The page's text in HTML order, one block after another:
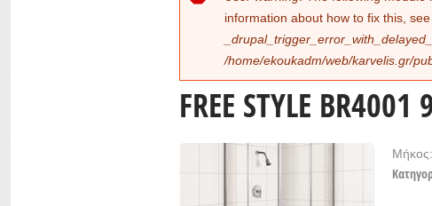
information about how to fix this, see
/home/ekoukadm/web/karvelis.gr/
FREE STYLE BR4001